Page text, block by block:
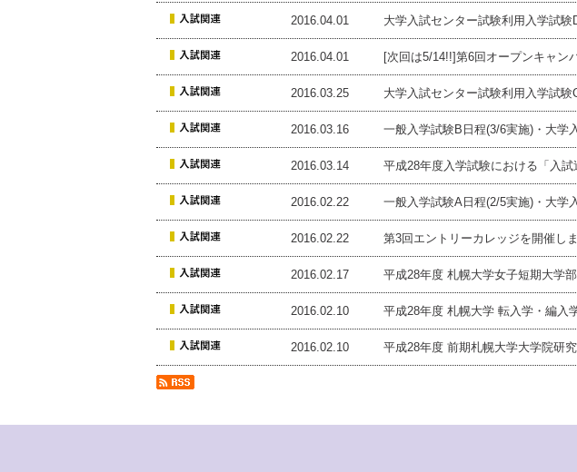
2016.04.01 大学入試センター試験利用入学試
2016.04.01 [次回は5/14!!]第6回オープンキャン
2016.03.25 大学入試センター試験利用入学試
2016.03.16 一般入学試験B日程(3/6実施)・大学
2016.03.14 平成28年度入学試験における「入
2016.02.22 一般入学試験A日程(2/5実施)・大学
2016.02.22 第3回エントリーカレッジを開催し
2016.02.17 平成28年度 札幌大学女子短期大学
2016.02.10 平成28年度 札幌大学 転入学・編入
2016.02.10 平成28年度 前期札幌大学大学院研